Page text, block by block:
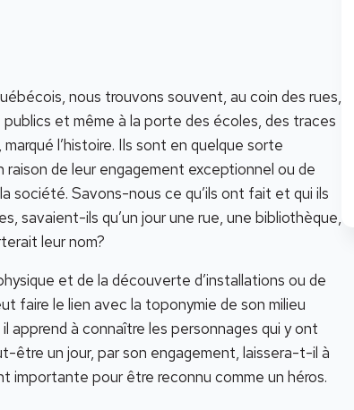
nous trouvons souvent, au coin des rues,
et même à la porte des écoles, des traces
l’histoire. Ils sont en quelque sorte
raison de leur engagement exceptionnel ou de
société. Savons-nous ce qu’ils ont fait et qui ils
savaient-ils qu’un jour une rue, une bibliothèque,
leur nom?
et de la découverte d’installations ou de
faire le lien avec la toponymie de son milieu
apprend à connaître les personnages qui y ont
être un jour, par son engagement, laissera-t-il à
importante pour être reconnu comme un héros.